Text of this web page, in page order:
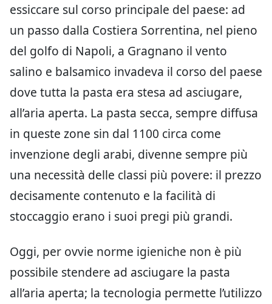
essiccare sul corso principale del paese: ad
un passo dalla Costiera Sorrentina, nel pieno
del golfo di Napoli, a Gragnano il vento
salino e balsamico invadeva il corso del paese
dove tutta la pasta era stesa ad asciugare,
all’aria aperta. La pasta secca, sempre diffusa
in queste zone sin dal 1100 circa come
invenzione degli arabi, divenne sempre più
una necessità delle classi più povere: il prezzo
decisamente contenuto e la facilità di
stoccaggio erano i suoi pregi più grandi.
Oggi, per ovvie norme igieniche non è più
possibile stendere ad asciugare la pasta
all’aria aperta; la tecnologia permette l’utilizzo